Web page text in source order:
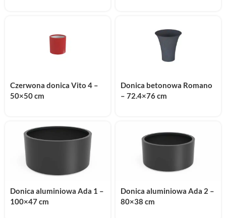
Czerwona donica Vito 4 –
50×50 cm
Donica betonowa Romano
– 72.4×76 cm
Donica aluminiowa Ada 1 –
100×47 cm
Donica aluminiowa Ada 2 –
80×38 cm